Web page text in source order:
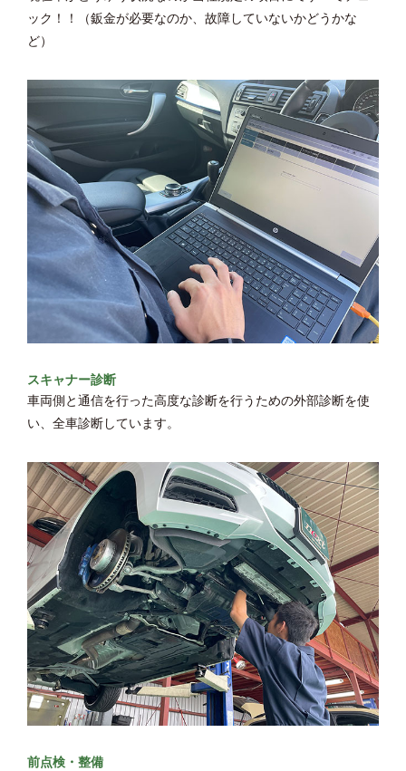
ック！！（鈑金が必要なのか、故障していないかどうかな
ど）
スキャナー診断
車両側と通信を行った高度な診断を行うための外部診断を使
い、全車診断しています。
前点検・整備